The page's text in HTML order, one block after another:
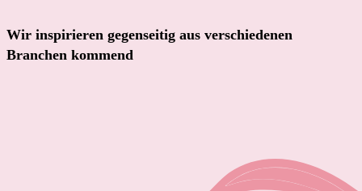
Wir inspirieren gegenseitig aus verschiedenen
Branchen kommend